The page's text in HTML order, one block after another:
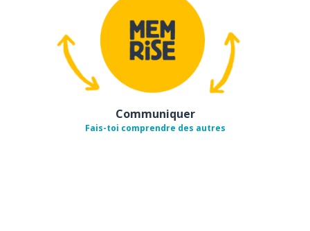
Communiquer
Fais-toi comprendre des autres